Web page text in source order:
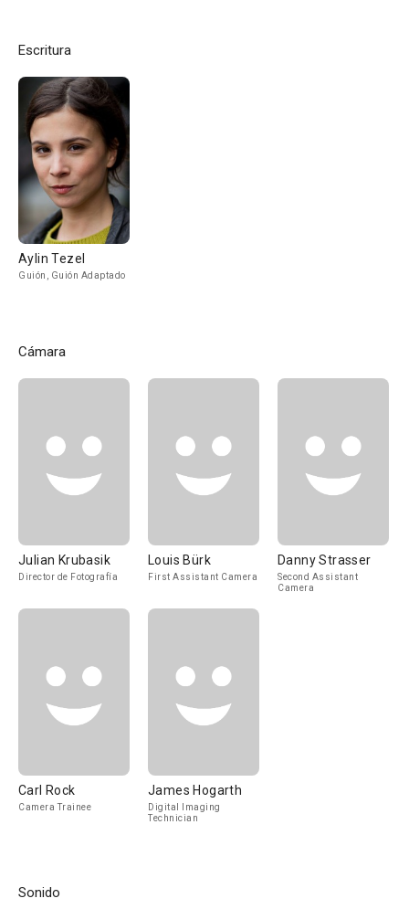
Escritura
Aylin Tezel
Guión, Guión Adaptado
Cámara
Julian Krubasik
Director de Fotografía
Louis Bürk
First Assistant Camera
Danny Strasser
Second Assistant
Camera
Carl Rock
Camera Trainee
James Hogarth
Digital Imaging
Technician
Sonido